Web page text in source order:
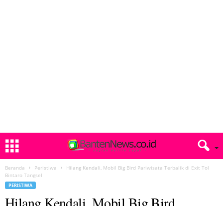
Beranda Peristiwa
Hilang Kendali, Mobil Big Bird Pariwisata Terbalik di Exit Tol
Bintaro Tangsel
PERISTIWA